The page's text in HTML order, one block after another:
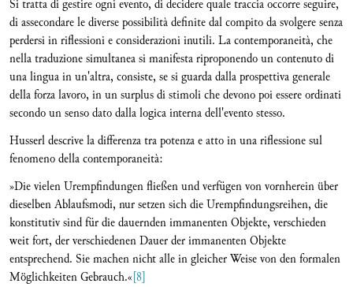
Si tratta di gestire ogni evento, di decidere quale traccia occorre seguire,
di assecondare le diverse possibilità definite dal compito da svolgere senza
perdersi in riflessioni e considerazioni inutili. La contemporaneità, che
nella traduzione simultanea si manifesta riproponendo un contenuto di
una lingua in un'altra, consiste, se si guarda dalla prospettiva generale
della forza lavoro, in un surplus di stimoli che devono poi essere ordinati
secondo un senso dato dalla logica interna dell'evento stesso.
Husserl descrive la differenza tra potenza e atto in una riflessione sul
fenomeno della contemporaneità:
»Die vielen Urempfindungen fließen und verfügen von vornherein über
dieselben Ablaufsmodi, nur setzen sich die Urempfindungsreihen, die
konstitutiv sind für die dauernden immanenten Objekte, verschieden
weit fort, der verschiedenen Dauer der immanenten Objekte
entsprechend. Sie machen nicht alle in gleicher Weise von den formalen
Möglichkeiten Gebrauch.«[8]